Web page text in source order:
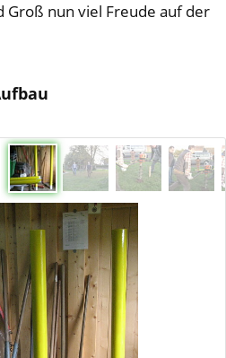
Groß nun viel Freude auf der